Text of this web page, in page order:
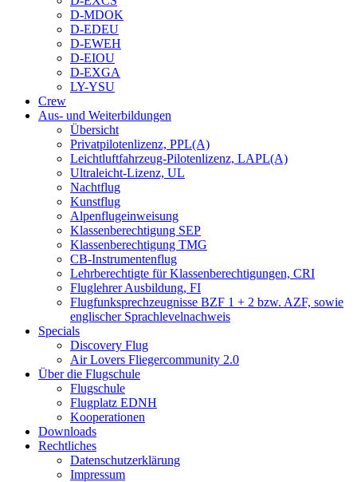
D-MDOK
D-EDEU
D-EWEH
D-EIOU
D-EXGA
LY-YSU
Crew
Aus- und Weiterbildungen
Übersicht
Privatpilotenlizenz, PPL(A)
Leichtluftfahrzeug-Pilotenlizenz, LAPL(A)
Ultraleicht-Lizenz, UL
Nachtflug
Kunstflug
Alpenflugeinweisung
Klassenberechtigung SEP
Klassenberechtigung TMG
CB-Instrumentenflug
Lehrberechtigte für Klassenberechtigungen, CRI
Fluglehrer Ausbildung, FI
Flugfunksprechzeugnisse BZF 1 + 2 bzw. AZF, sowie
englischer Sprachlevelnachweis
Specials
Discovery Flug
Air Lovers Fliegercommunity 2.0
Über die Flugschule
Flugschule
Flugplatz EDNH
Kooperationen
Downloads
Rechtliches
Datenschutzerklärung
Impressum